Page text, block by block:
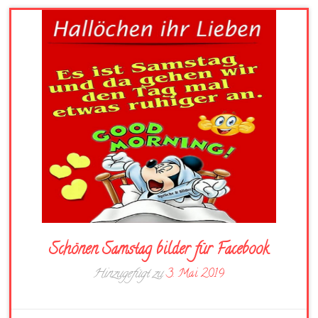
Schönen Samstag bilder für Facebook
Hinzugefügt zu3. Mai 2019